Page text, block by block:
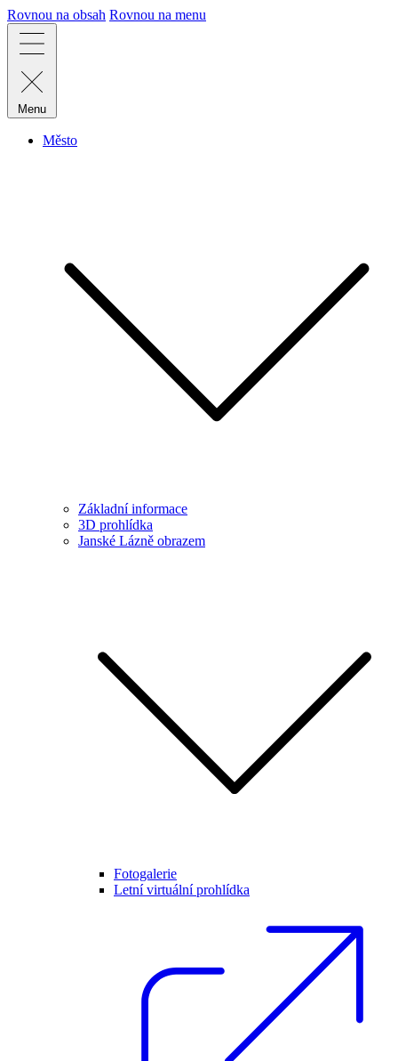
Rovnou na obsah Rovnou na menu
Menu
Město
Základní informace
3D prohlídka
Janské Lázně obrazem
Fotogalerie
Letní virtuální prohlídka